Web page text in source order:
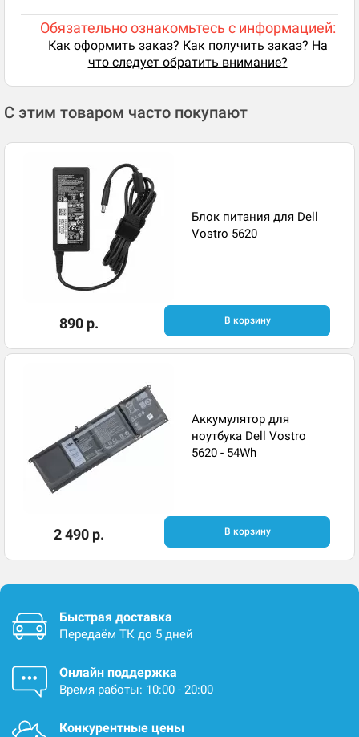
Обязательно ознакомьтесь с информацией:
Как оформить заказ? Как получить заказ? На
что следует обратить внимание?
С этим товаром часто покупают
Блок питания для Dell
Vostro 5620
890 р. В корзину
Аккумулятор для
ноутбука Dell Vostro
5620 - 54Wh
2 490 р. В корзину
Быстрая доставка
Передаём ТК до 5 дней
Онлайн поддержка
Время работы: 10:00 - 20:00
Конкурентные цены